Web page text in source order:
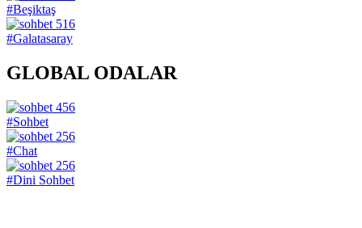
#Beşiktaş
516
#Galatasaray
GLOBAL ODALAR
456
#Sohbet
256
#Chat
256
#Dini Sohbet